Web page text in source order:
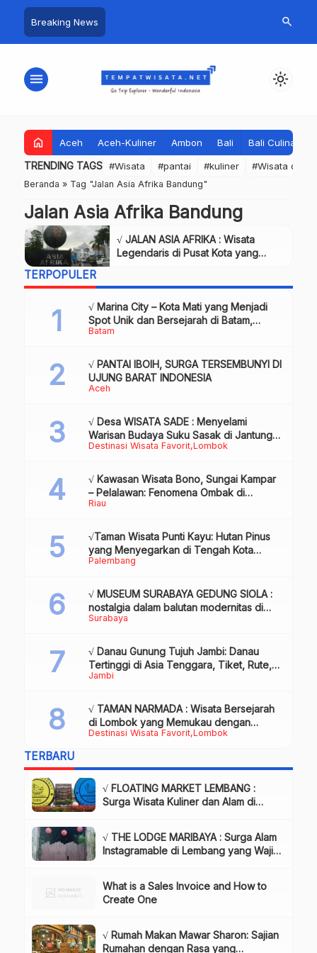
Breaking News search
menu light_mode
home Aceh Aceh-Kuliner Ambon Bali Bali Culinary
TRENDING TAGS #Wisata #pantai #kuliner #Wisata dan
Beranda » Tag "Jalan Asia Afrika Bandung"
Jalan Asia Afrika Bandung
√ JALAN ASIA AFRIKA : Wisata
Legendaris di Pusat Kota yang
TERPOPULER
Batam
√ Marina City – Kota Mati yang Menjadi
Spot Unik dan Bersejarah di Batam,
Review & Info
Aceh
√ PANTAI IBOIH, SURGA TERSEMBUNYI DI
UJUNG BARAT INDONESIA
Destinasi Wisata Favorit Lombok
√ Desa WISATA SADE : Menyelami
Warisan Budaya Suku Sasak di Jantung
Lombok
Riau
√ Kawasan Wisata Bono, Sungai Kampar
– Pelalawan: Fenomena Ombak di
Tengah Sungai yang Mendunia, Review
Palembang
√Taman Wisata Punti Kayu: Hutan Pinus
yang Menyegarkan di Tengah Kota
Palembang
Surabaya
√ MUSEUM SURABAYA GEDUNG SIOLA :
nostalgia dalam balutan modernitas di
tengah kota pahlawan, Review & Info
Jambi
√ Danau Gunung Tujuh Jambi: Danau
Tertinggi di Asia Tenggara, Tiket, Rute,
Daya Tarik & Tips Lengkap
Destinasi Wisata Favorit Lombok
√ TAMAN NARMADA : Wisata Bersejarah
di Lombok yang Memukau dengan
Keindahan Alam & Budaya
TERBARU
√ FLOATING MARKET LEMBANG :
Surga Wisata Kuliner dan Alam di
√ THE LODGE MARIBAYA : Surga Alam
Instagramable di Lembang yang Wajib
What is a Sales Invoice and How to
Create One
√ Rumah Makan Mawar Sharon: Sajian
Rumahan dengan Rasa yang